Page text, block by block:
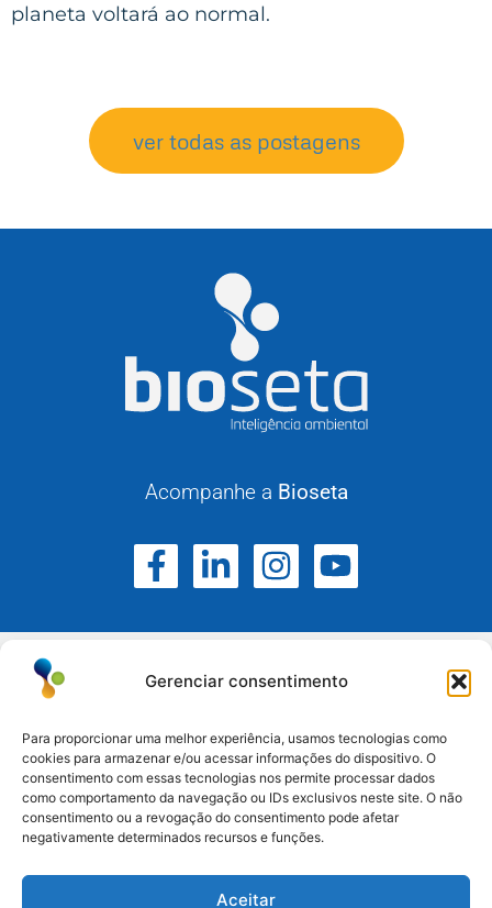
Gerenciar consentimento
Para proporcionar uma melhor experiência, usamos tecnologias como
cookies para armazenar e/ou acessar informações do dispositivo. O
consentimento com essas tecnologias nos permite processar dados
como comportamento da navegação ou IDs exclusivos neste site. O não
consentimento ou a revogação do consentimento pode afetar
negativamente determinados recursos e funções.
Aceitar
planeta voltará ao normal.
ver todas as postagens
Acompanhe a Bioseta
Atuamos no Rio Grande do Sul, Santa Catarina e
Paraná.